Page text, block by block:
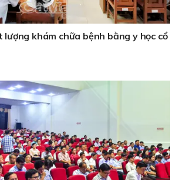
lượng khám chữa bệnh bằng y học cổ